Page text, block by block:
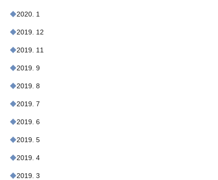
2020. 1
2019. 12
2019. 11
2019. 9
2019. 8
2019. 7
2019. 6
2019. 5
2019. 4
2019. 3